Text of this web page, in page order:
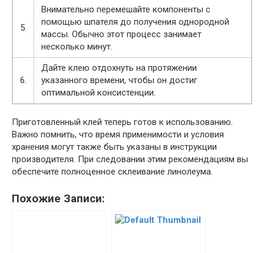
5.
Внимательно перемешайте компоненты с
помощью шпателя до получения однородной
массы. Обычно этот процесс занимает
несколько минут.
6.
Дайте клею отдохнуть на протяжении
указанного времени, чтобы он достиг
оптимальной консистенции.
Приготовленный клей теперь готов к использованию.
Важно помнить, что время применимости и условия
хранения могут также быть указаны в инструкции
производителя. При следовании этим рекомендациям вы
обеспечите полноценное склеивание линолеума.
Похожие Записи: